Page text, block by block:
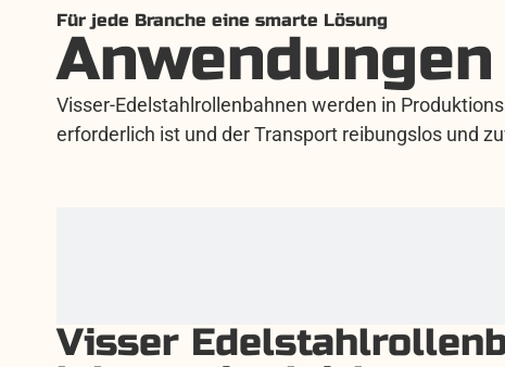
Für jede Branche eine smarte Lösung
Visser-Edelstahlrollenbahnen werden in
erforderlich ist und der Transport reibungslos und
Visser